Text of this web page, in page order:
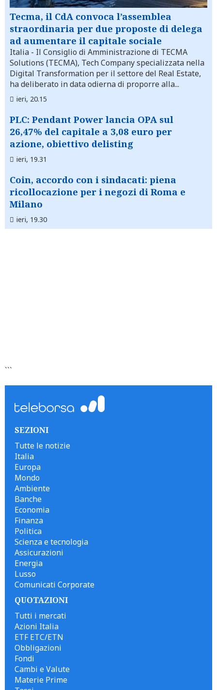
Tecma, il CdA convoca l’assemblea
straordinaria per due proposte di delega
ad aumentare il capitale sociale
Italia - Il Consiglio di Amministrazione di TECMA
Solutions (TECMA), Tech Company specializzata nella
Digital Transformation per il settore del Real Estate,
ha deliberato in data odierna di proporre alla...
ieri, 20.15
PLC: Pendant Power lancia OPA sul
26,47% del capitale a 3,08 euro per
azione, obiettivo delisting
ieri, 19.31
Coin, accordo con i sindacati: piena
ricollocazione per i negozi di Roma e
Milano
ieri, 19.30
```
SEZIONI
Tutte le notizie
Italia
Europa
Mondo
Ambiente
Banche
Economia
Finanza
Politica
Scienza e tecnologia
Assicurazioni
Energia
Lusso
Comunicati Corporate
QUOTAZIONI
Tutti i mercati
Azioni Italia
ETF ETC/ETN
Obbligazioni
Fondi
Cambi e Valute
Materie Prime